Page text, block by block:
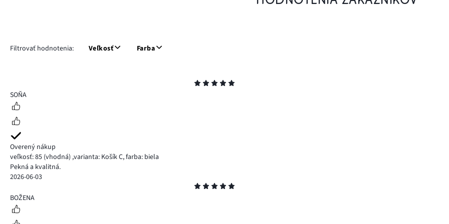
Filtrovať hodnotenia: Veľkosť Farba
5
SOŇA
Overený nákup
veľkosť: 85 (vhodná) ,varianta: Košík C,farba: biela
Pekná a kvalitná.
2026-06-03
5
BOŽENA